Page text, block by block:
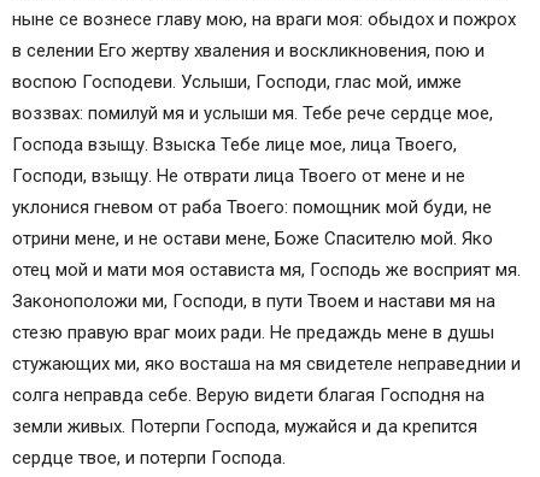
ныне се вознесе главу мою, на враги моя: обыдох и пожрох
в селении Его жертву хваления и воскликновения, пою и
воспою Господеви. Услыши, Господи, глас мой, имже
воззвах: помилуй мя и услыши мя. Тебе рече сердце мое,
Господа взыщу. Взыска Тебе лице мое, лица Твоего,
Господи, взыщу. Не отврати лица Твоего от мене и не
уклонися гневом от раба Твоего: помощник мой буди, не
отрини мене, и не остави мене, Боже Спасителю мой. Яко
отец мой и мати моя остависта мя, Господь же восприят мя.
Законоположи ми, Господи, в пути Твоем и настави мя на
стезю правую враг моих ради. Не предаждь мене в душы
стужающих ми, яко восташа на мя свидетеле неправеднии и
солга неправда себе. Верую видети благая Господня на
земли живых. Потерпи Господа, мужайся и да крепится
сердце твое, и потерпи Господа.